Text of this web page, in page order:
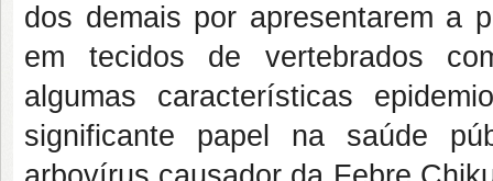
dos demais por apresentarem a
em tecidos de vertebrados
algumas características
significante papel na saúde